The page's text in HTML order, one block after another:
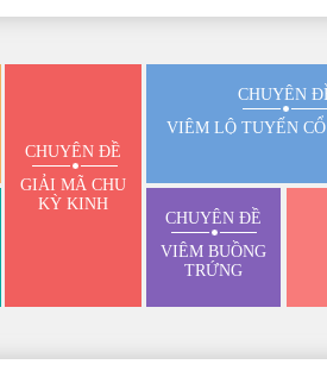
CHUYÊN ĐỀ
GIẢI MÃ CHU
KỲ KINH
CHUYÊN
VIÊM LỘ TUYẾN
CHUYÊN ĐỀ
VIÊM BUỒNG
TRỨNG